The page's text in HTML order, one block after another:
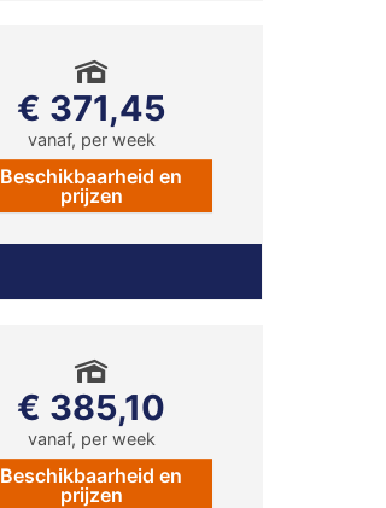
€ 371,45
vanaf, per week
Beschikbaarheid en
prijzen
€ 385,10
vanaf, per week
Beschikbaarheid en
prijzen